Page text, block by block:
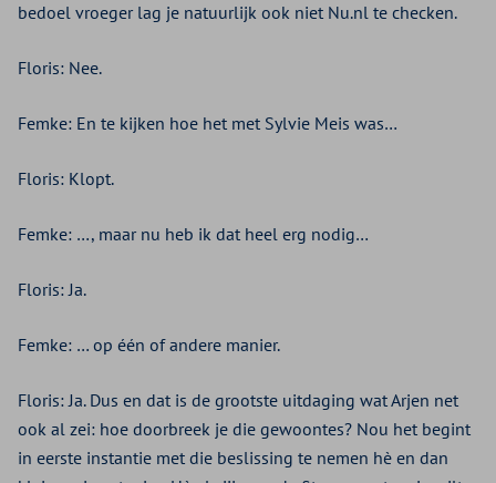
bedoel vroeger lag je natuurlijk ook niet Nu.nl te checken.
Floris: Nee.
Femke: En te kijken hoe het met Sylvie Meis was…
Floris: Klopt.
Femke: …, maar nu heb ik dat heel erg nodig…
Floris: Ja.
Femke: … op één of andere manier.
Floris: Ja. Dus en dat is de grootste uitdaging wat Arjen net
ook al zei: hoe doorbreek je die gewoontes? Nou het begint
in eerste instantie met die beslissing te nemen hè en dan